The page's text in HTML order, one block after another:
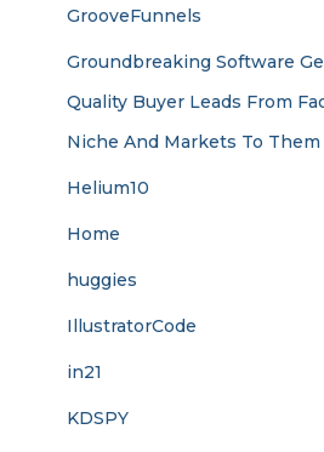
GrooveFunnels
Groundbreaking Software
Quality Buyer Leads From
Niche And Markets To
Helium10
Home
huggies
IllustratorCode
in21
KDSPY